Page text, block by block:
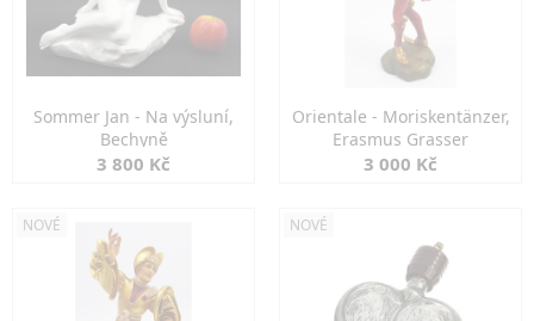
Sommer Jan - Na výsluní,
Bechyně
3 800 Kč
Orientale - Moriskentänzer,
Erasmus Grasser
3 000 Kč
NOVÉ NOVÉ